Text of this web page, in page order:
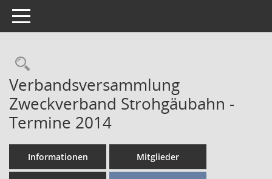
Toggle navigation
Verbandsversammlung
Zweckverband Strohgäubahn -
Termine 2014
Informationen Mitglieder